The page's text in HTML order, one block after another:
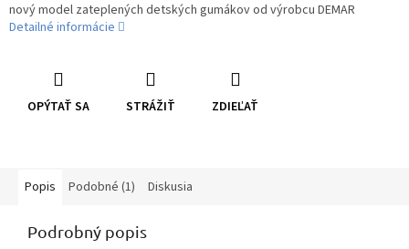
nový model zateplených detských gumákov od výrobcu DEMAR
Detailné informácie
OPÝTAŤ SA STRÁŽIŤ ZDIEĽAŤ
Popis Podobné (1) Diskusia
Podrobný popis